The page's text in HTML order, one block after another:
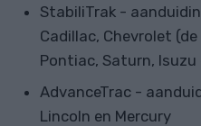
StabiliTrak -
Cadillac, Chevrolet
Pontiac, Saturn, Isuzu
AdvanceTrac -
Lincoln en Mercury